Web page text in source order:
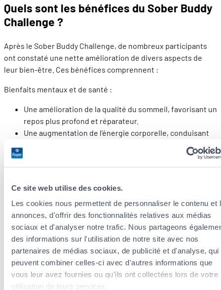
Ce site web utilise des cookies.
Les cookies nous permettent de personnaliser le contenu et
annonces, d'offrir des fonctionnalités relatives aux médias
sociaux et d'analyser notre trafic. Nous partageons
des informations sur l'utilisation de notre site avec nos
partenaires de médias sociaux, de publicité et d'analyse, qui
peuvent combiner celles-ci avec d'autres informations que
vous leur avez fournies ou qu'ils ont collectées lors de votre
utilisation de leurs services.
Quels sont les bénéfices du Sober Buddy
Challenge ?
Après le Sober Buddy Challenge, de nombreux participants
ont constaté une nette amélioration de divers aspects de
leur bien-être. Ces bénéfices comprennent :
Bienfaits mentaux et de santé :
Une amélioration de la qualité du sommeil, favorisant un
repos plus profond et réparateur.
Une augmentation de l’énergie corporelle, conduisant
traduit par une plus grande productivité et une
quotidienne, les études ou le milieu professionnel.
La réduction de l’inflammation causée par l’alcool
favorise une peau mieux hydratée.
Il a également été constaté que l’abstinence d’alcool
peut contribuer à la perte de poids ou au maintien d’un
poids jugé plus sain.
De plus, l’abstention d’alcool renforce le système
immunitaire, le rendant plus résistant qu’auparavant.